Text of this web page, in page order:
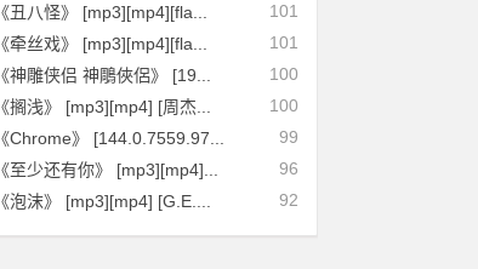
101
《丑八怪》 [mp3][mp4][fla...
101
《牵丝戏》 [mp3][mp4][fla...
100
《神雕侠侣 神鵰俠侶》 [19...
100
《搁浅》 [mp3][mp4] [周杰...
99
《Chrome》 [144.0.7559.97...
96
《至少还有你》 [mp3][mp4]...
92
《泡沫》 [mp3][mp4] [G.E....